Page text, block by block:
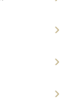
気になる方は購